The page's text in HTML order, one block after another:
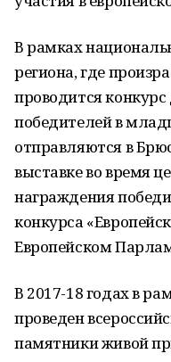
В рамках
региона, где
проводится
победителей в
отправляются в
выставке во время
награждения
конкурса
Европейском
В 2017-18 годах в
проведен
памятники живой